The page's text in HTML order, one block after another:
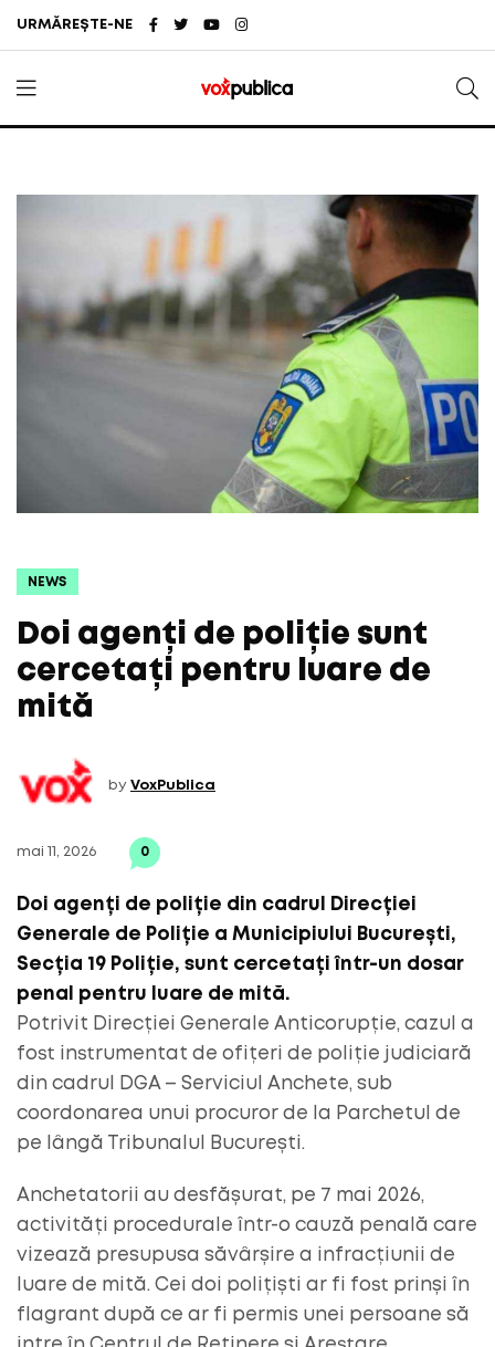
URMĂREȘTE-NE
NEWS
Doi agenți de poliție sunt
cercetați pentru luare de
mită
by VoxPublica
mai 11, 2026 0
Doi agenți de poliție din cadrul Direcției
Generale de Poliție a Municipiului București,
Secția 19 Poliție, sunt cercetați într-un dosar
penal pentru luare de mită.
Potrivit Direcției Generale Anticorupție, cazul a
fost instrumentat de ofițeri de poliție judiciară
din cadrul DGA – Serviciul Anchete, sub
coordonarea unui procuror de la Parchetul de
pe lângă Tribunalul București.
Anchetatorii au desfășurat, pe 7 mai 2026,
activități procedurale într-o cauză penală care
vizează presupusa săvârșire a infracțiunii de
luare de mită. Cei doi polițiști ar fi fost prinși în
flagrant după ce ar fi permis unei persoane să